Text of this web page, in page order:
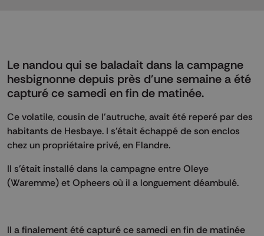
Le nandou qui se baladait dans la campagne
hesbignonne depuis près d'une semaine a été
capturé ce samedi en fin de matinée.
Ce volatile, cousin de l'autruche, avait été reperé par des
habitants de Hesbaye. I s'était échappé de son enclos
chez un propriétaire privé, en Flandre.
Il s'était installé dans la campagne entre Oleye
(Waremme) et Opheers où il a longuement déambulé.
Il a finalement été capturé ce samedi en fin de matinée